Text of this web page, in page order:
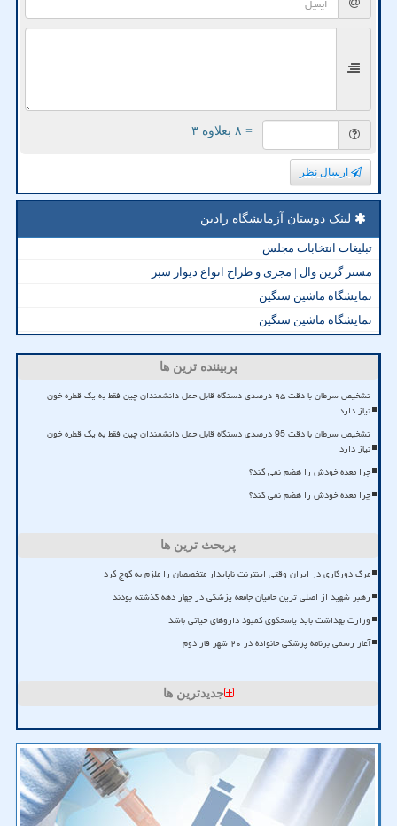
= ۸ بعلاوه ۳
ارسال نظر
لینک دوستان آزمایشگاه رادین
تبلیغات انتخابات مجلس
مستر گرین وال | مجری و طراح انواع دیوار سبز
نمایشگاه ماشین سنگین
نمایشگاه ماشین سنگین
پربیننده ترین ها
تشخیص سرطان با دقت ۹۵ درصدی دستگاه قابل حمل دانشمندان چین فقط به یک قطره خون
نیاز دارد
تشخیص سرطان با دقت 95 درصدی دستگاه قابل حمل دانشمندان چین فقط به یک قطره خون
نیاز دارد
چرا معده خودش را هضم نمی کند؟
چرا معده خودش را هضم نمی کند؟
پربحث ترین ها
مرگ دورکاری در ایران وقتی اینترنت ناپایدار متخصصان را ملزم به کوچ کرد
رهبر شهید از اصلی ترین حامیان جامعه پزشکی در چهار دهه گذشته بودند
وزارت بهداشت باید پاسخگوی کمبود داروهای حیاتی باشد
آغاز رسمی برنامه پزشکی خانواده در ۲۰ شهر فاز دوم
جدیدترین ها